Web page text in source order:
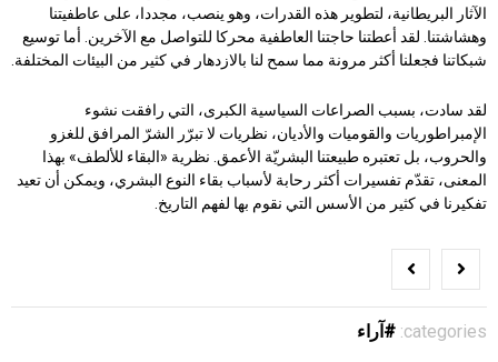
الآثار البريطانية، لتطوير هذه القدرات، وهو ينصب، مجددا، على عاطفيتنا
وهشاشتنا. لقد أعطتنا حاجتنا العاطفية محركا للتواصل مع الآخرين. أما توسيع
شبكاتنا فجعلنا أكثر مرونة مما سمح لنا بالازدهار في كثير من البيئات المختلفة.
لقد سادت، بسبب الصراعات السياسية الكبرى، التي رافقت نشوء
الإمبراطوريات والقوميات والأديان، نظريات لا تبرّر الشرّ المرافق للغزو
والحروب، بل تعتبره طبيعتنا البشريّة الأعمق. نظرية «البقاء للألطف» بهذا
المعنى، تقدّم تفسيرات أكثر رحابة لأسباب بقاء النوع البشري، ويمكن أن تعيد
تفكيرنا في كثير من الأسس التي نقوم بها لفهم التاريخ.
categories: آراء